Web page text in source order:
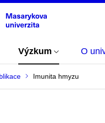
Výzkum O
Imunita hmyzu